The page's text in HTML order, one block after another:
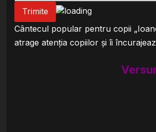
Trimite
Cântecul popular pentru copii
atrage atenția copiilor și îi